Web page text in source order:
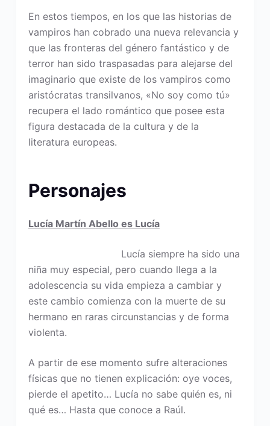
En estos tiempos, en los que las historias de
vampiros han cobrado una nueva relevancia y
que las fronteras del género fantástico y de
terror han sido traspasadas para alejarse del
imaginario que existe de los vampiros como
aristócratas transilvanos, «No soy como tú»
recupera el lado romántico que posee esta
figura destacada de la cultura y de la
literatura europeas.
Personajes
Lucía Martín Abello es Lucía
Lucía siempre ha sido una
niña muy especial, pero cuando llega a la
adolescencia su vida empieza a cambiar y
este cambio comienza con la muerte de su
hermano en raras circunstancias y de forma
violenta.
A partir de ese momento sufre alteraciones
físicas que no tienen explicación: oye voces,
pierde el apetito… Lucía no sabe quién es, ni
qué es… Hasta que conoce a Raúl.